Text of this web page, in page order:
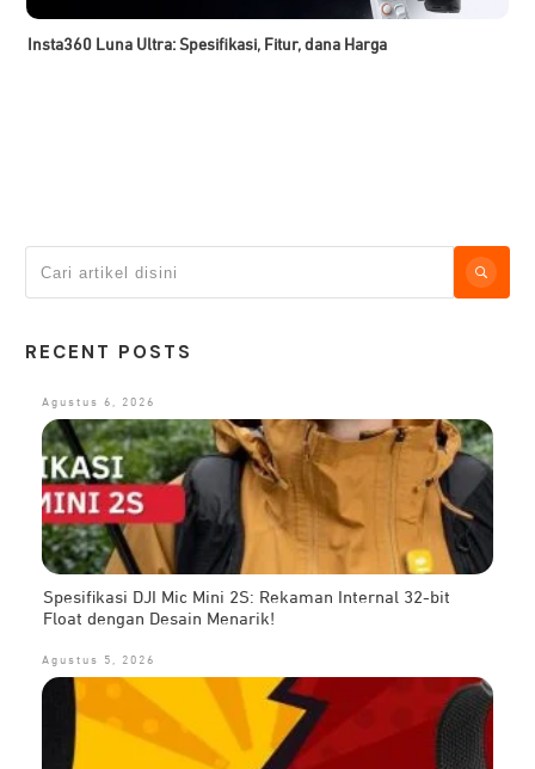
Insta360 Luna Ultra: Spesifikasi, Fitur, dana Harga
RECENT POSTS
Agustus 6, 2026
Spesifikasi DJI Mic Mini 2S: Rekaman Internal 32-bit
Float dengan Desain Menarik!
Agustus 5, 2026